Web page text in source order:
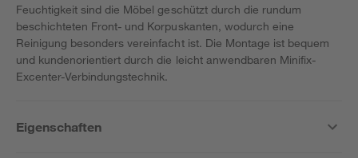
Feuchtigkeit sind die Möbel geschützt durch die rundum
beschichteten Front- und Korpuskanten, wodurch eine
Reinigung besonders vereinfacht ist. Die Montage ist bequem
und kundenorientiert durch die leicht anwendbaren Minifix-
Excenter-Verbindungstechnik.
Eigenschaften